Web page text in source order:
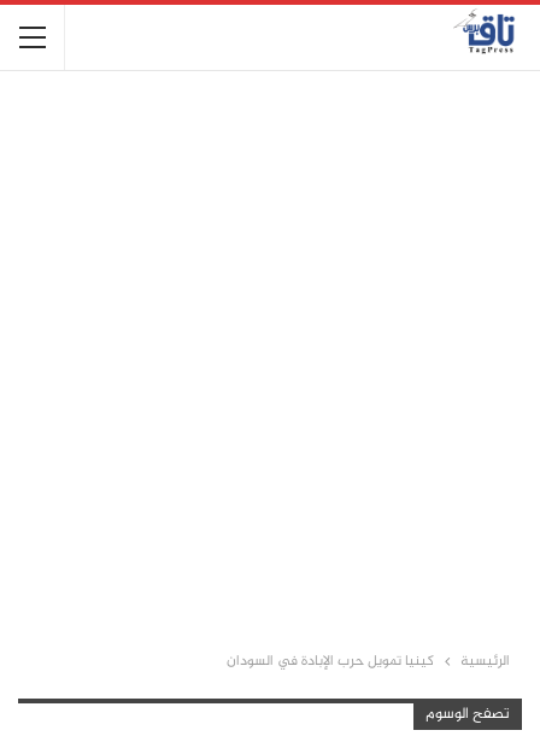
الرئيسية كينيا تمويل حرب الإبادة في السودان
تصفح الوسوم